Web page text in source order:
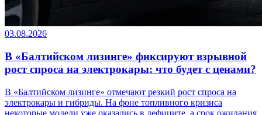
03.08.2026
В «Балтийском лизинге» фиксируют взрывной
рост спроса на электрокары: что будет с ценами?
В «Балтийском лизинге» отмечают резкий рост спроса на
электрокары и гибриды. На фоне топливного кризиса
некоторые модели уже оказались в дефиците, а срок ожидания